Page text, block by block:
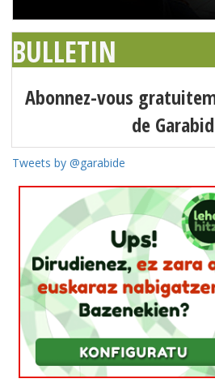
BULLETIN
Abonnez-vous
de
Tweets by @garabide